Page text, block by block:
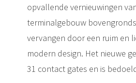
opvallende vernieuwingen
terminalgebouw
vervangen door een ruim en
modern design. Het nieuwe
31 contact gates en is